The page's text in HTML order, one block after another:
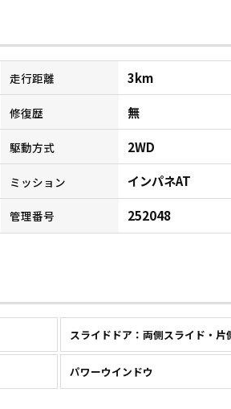
走行距離 3km
修復歴 無
駆動方式 2WD
ミッション インパネAT
管理番号 252048
スライドドア：両側スライド・片
パワーウインドウ